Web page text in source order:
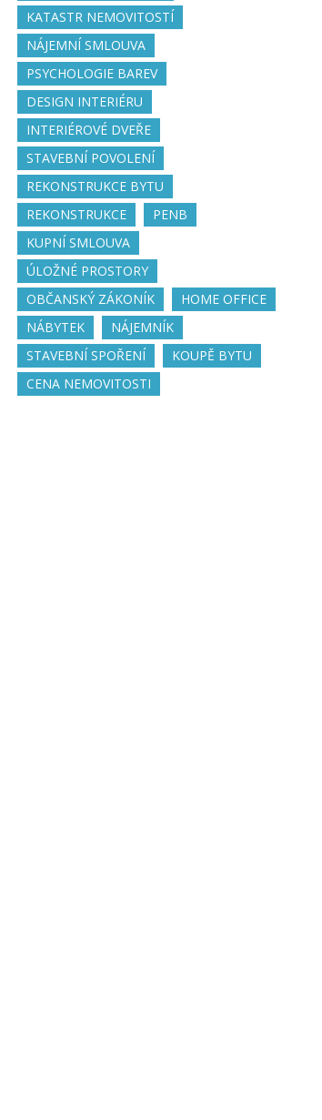
KATASTR NEMOVITOSTÍ
NÁJEMNÍ SMLOUVA
PSYCHOLOGIE BAREV
DESIGN INTERIÉRU
INTERIÉROVÉ DVEŘE
STAVEBNÍ POVOLENÍ
REKONSTRUKCE BYTU
REKONSTRUKCE
PENB
KUPNÍ SMLOUVA
ÚLOŽNÉ PROSTORY
OBČANSKÝ ZÁKONÍK
HOME OFFICE
NÁBYTEK
NÁJEMNÍK
STAVEBNÍ SPOŘENÍ
KOUPĚ BYTU
CENA NEMOVITOSTI